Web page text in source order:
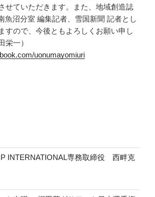
せていただきます。また、地域創造誌
魚沼分室 編集記者、雪国新聞 記者とし
すので、今後ともよろしくお願い申し
栄一）
uonumayomiuri
INTERNATIONAL専務取締役 西畔克